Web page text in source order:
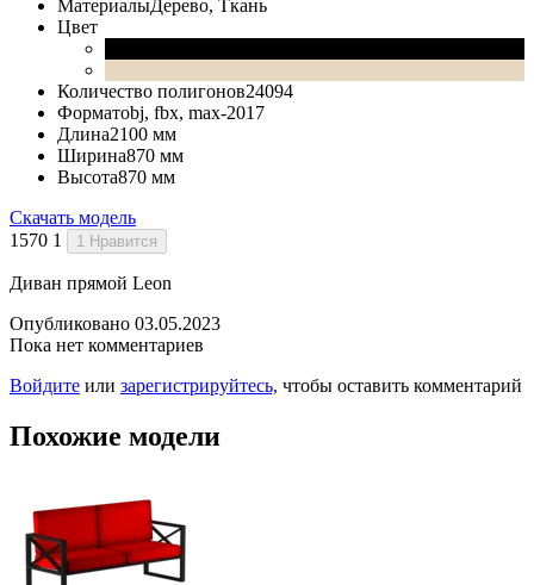
МатериалыДерево, Ткань
Цвет
Количество полигонов24094
Форматobj, fbx, max-2017
Длина2100 мм
Ширина870 мм
Высота870 мм
Скачать модель
1570 1 1 Нравится
Диван прямой Leon
Опубликовано 03.05.2023
Пока нет комментариев
Войдите или зарегистрируйтесь, чтобы оставить комментарий
Похожие модели